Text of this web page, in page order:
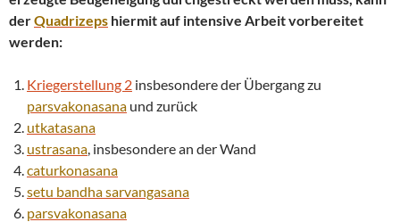
derQuadrizeps hiermit auf intensive Arbeit vorbereitet
werden:
Kriegerstellung 2 insbesondere der Übergang zu
parsvakonasana und zurück
utkatasana
ustrasana, insbesondere an der Wand
caturkonasana
setu bandhasarvangasana
parsvakonasana